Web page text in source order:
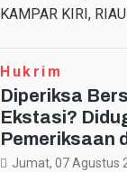
KAMPAR KIRI,
Hukrim
Diperiksa
Ekstasi?
Pemeriksaan
Jumat, 07 Agustus